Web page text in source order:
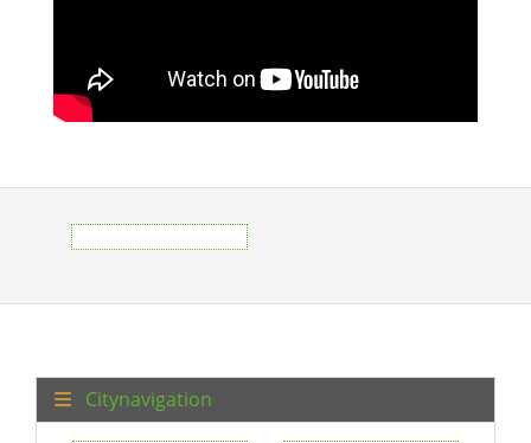
Citynavigation